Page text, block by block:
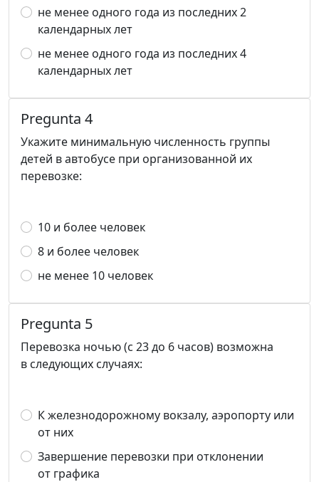
не менее одного года из последних 2
календарных лет
не менее одного года из последних 4
календарных лет
Pregunta 4
Укажите минимальную численность группы
детей в автобусе при организованной их
перевозке:
10 и более человек
8 и более человек
не менее 10 человек
Pregunta 5
Перевозка ночью (с 23 до 6 часов) возможна
в следующих случаях:
К железнодорожному вокзалу, аэропорту или
от них
Завершение перевозки при отклонении
от графика